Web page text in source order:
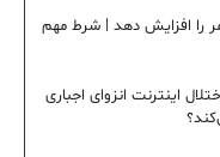
را افزایش دهد | شرط مهم
اینترنت انزوای اجباری